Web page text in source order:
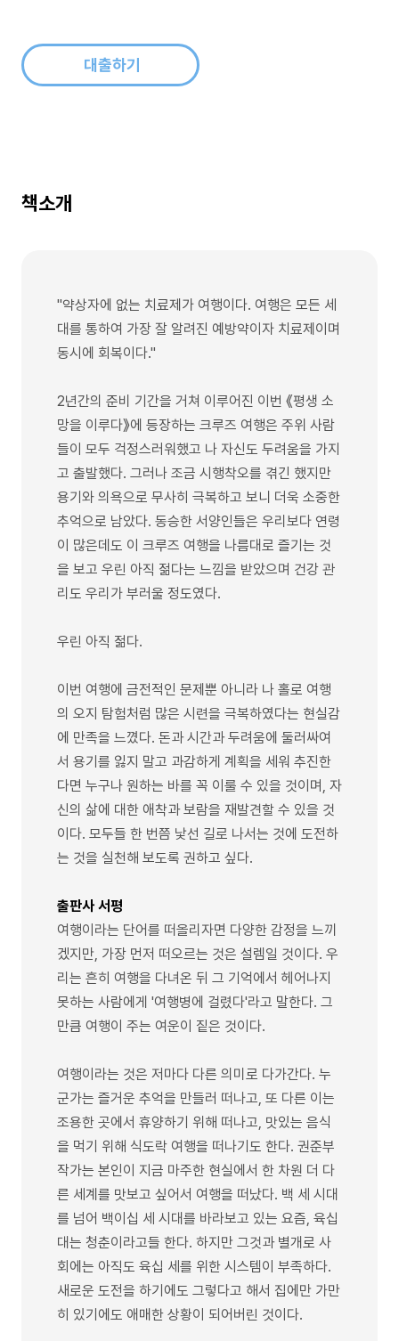
대출하기
책소개
"약상자에 없는 치료제가 여행이다. 여행은 모든 세
대를 통하여 가장 잘 알려진 예방약이자 치료제이며
동시에 회복이다."
2년간의 준비 기간을 거쳐 이루어진 이번 《평생 소
망을 이루다》에 등장하는 크루즈 여행은 주위 사람
들이 모두 걱정스러워했고 나 자신도 두려움을 가지
고 출발했다. 그러나 조금 시행착오를 겪긴 했지만
용기와 의욕으로 무사히 극복하고 보니 더욱 소중한
추억으로 남았다. 동승한 서양인들은 우리보다 연령
이 많은데도 이 크루즈 여행을 나름대로 즐기는 것
을 보고 우린 아직 젊다는 느낌을 받았으며 건강 관
리도 우리가 부러울 정도였다.
우린 아직 젊다.
이번 여행에 금전적인 문제뿐 아니라 나 홀로 여행
의 오지 탐험처럼 많은 시련을 극복하였다는 현실감
에 만족을 느꼈다. 돈과 시간과 두려움에 둘러싸여
서 용기를 잃지 말고 과감하게 계획을 세워 추진한
다면 누구나 원하는 바를 꼭 이룰 수 있을 것이며, 자
신의 삶에 대한 애착과 보람을 재발견할 수 있을 것
이다. 모두들 한 번쯤 낯선 길로 나서는 것에 도전하
는 것을 실천해 보도록 권하고 싶다.
출판사 서평
여행이라는 단어를 떠올리자면 다양한 감정을 느끼
겠지만, 가장 먼저 떠오르는 것은 설렘일 것이다. 우
리는 흔히 여행을 다녀온 뒤 그 기억에서 헤어나지
못하는 사람에게 '여행병에 걸렸다'라고 말한다. 그
만큼 여행이 주는 여운이 짙은 것이다.
여행이라는 것은 저마다 다른 의미로 다가간다. 누
군가는 즐거운 추억을 만들러 떠나고, 또 다른 이는
조용한 곳에서 휴양하기 위해 떠나고, 맛있는 음식
을 먹기 위해 식도락 여행을 떠나기도 한다. 권준부
작가는 본인이 지금 마주한 현실에서 한 차원 더 다
른 세계를 맛보고 싶어서 여행을 떠났다. 백 세 시대
를 넘어 백이십 세 시대를 바라보고 있는 요즘, 육십
대는 청춘이라고들 한다. 하지만 그것과 별개로 사
회에는 아직도 육십 세를 위한 시스템이 부족하다.
새로운 도전을 하기에도 그렇다고 해서 집에만 가만
히 있기에도 애매한 상황이 되어버린 것이다.